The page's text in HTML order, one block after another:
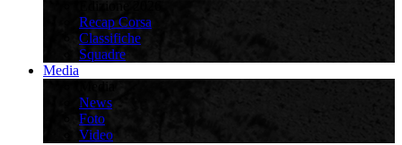
Recap Corsa
Classifiche
Squadre
Media
News
Foto
Video